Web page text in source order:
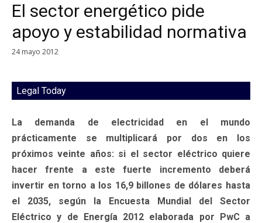
El sector energético pide
apoyo y estabilidad normativa
24 mayo 2012
Legal Today
La demanda de electricidad en el mundo
prácticamente se multiplicará por dos en los
próximos veinte años: si el sector eléctrico quiere
hacer frente a este fuerte incremento deberá
invertir en torno a los 16,9 billones de dólares hasta
el 2035, según la Encuesta Mundial del Sector
Eléctrico y de Energía 2012 elaborada por PwC a